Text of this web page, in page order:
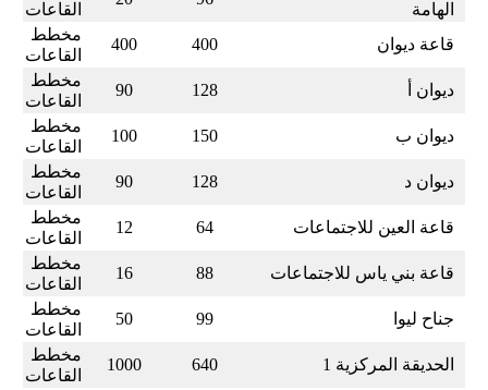
الهامة
القاعات
قاعة ديوان
400
400
مخطط
القاعات
ديوان أ
128
90
مخطط
القاعات
ديوان ب
150
100
مخطط
القاعات
ديوان د
128
90
مخطط
القاعات
قاعة العين للاجتماعات
64
12
مخطط
القاعات
قاعة بني ياس للاجتماعات
88
16
مخطط
القاعات
جناح ليوا
99
50
مخطط
القاعات
الحديقة المركزية 1
640
1000
مخطط
القاعات